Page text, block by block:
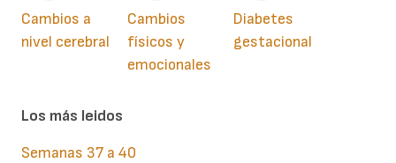
Cambios a
nivel cerebral
Cambios
físicos y
emocionales
Diabetes
gestacional
Los más leidos
Semanas 37 a 40